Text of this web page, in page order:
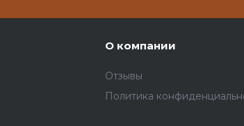
О компании
Отзывы
Политика